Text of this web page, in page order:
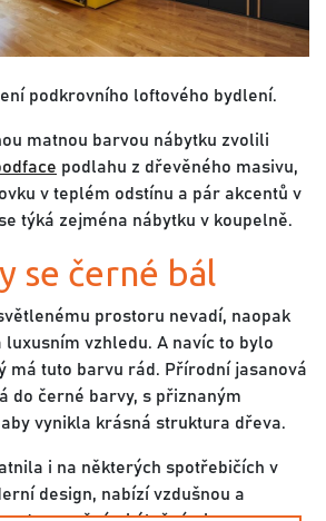
podkrovního loftového bydlení.
matnou barvou nábytku zvolili
podlahu z dřevěného masivu,
v teplém odstínu a pár akcentů v
týká zejména nábytku v koupelně.
se černé bál
prostoru nevadí, naopak
vzhledu. A navíc to bylo
má tuto barvu rád. Přírodní jasanová
do černé barvy, s přiznaným
aby vynikla krásná struktura dřeva.
i na některých spotřebičích v
design, nabízí vzdušnou a